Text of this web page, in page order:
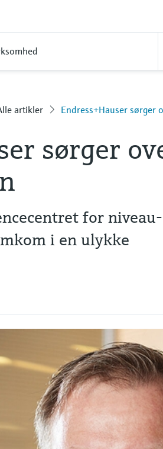
artikler Endress+Hauser sørger
sørger
for
i en ulykke